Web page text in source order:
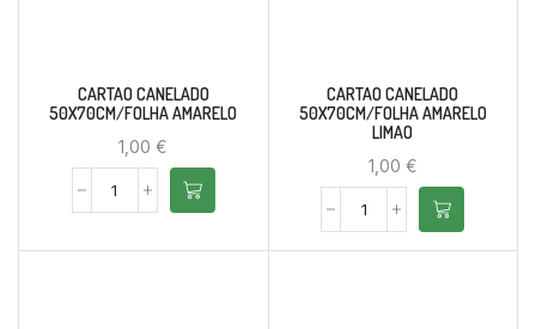
CARTAO CANELADO
50X70CM/FOLHA AMARELO
1,00€
CARTAO CANELADO
50X70CM/FOLHA AMARELO
LIMAO
1,00 €